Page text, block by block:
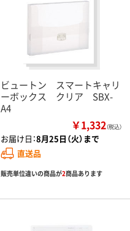
ビュートン スマートキャリ
ーボックス クリア SBX-
A4
￥1,332（税込）
お届け日：8月25日（火）まで
直送品
販売単位違いの商品が2商品あります